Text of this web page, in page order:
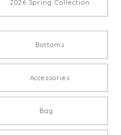
2026 Spring Collection
Bottoms
Accessories
Bag